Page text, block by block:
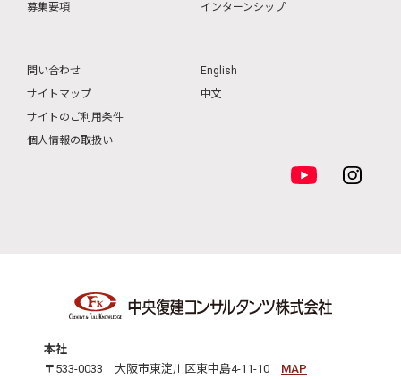
募集要項
インターンシップ
問い合わせ
サイトマップ
サイトのご利用条件
個人情報の取扱い
English
中文
本社
〒533-0033 大阪市東淀川区東中島4-11-10 MAP